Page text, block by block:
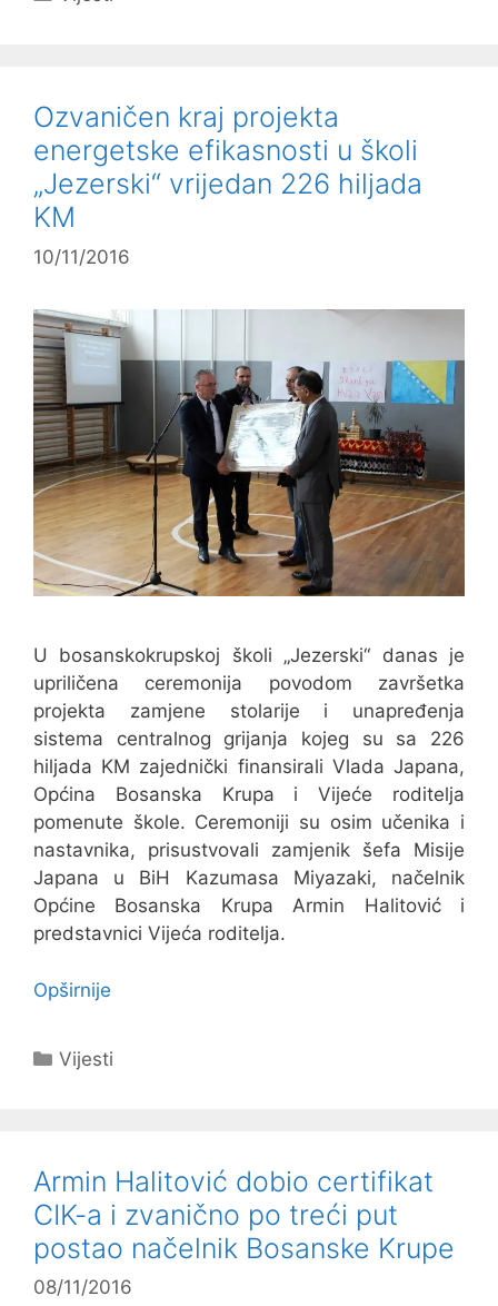
Ozvaničen kraj projekta
energetske efikasnosti u školi
„Jezerski“ vrijedan 226 hiljada
KM
10/11/2016
U bosanskokrupskoj školi „Jezerski“ danas je
upriličena ceremonija povodom završetka
projekta zamjene stolarije i unapređenja
sistema centralnog grijanja kojeg su sa 226
hiljada KM zajednički finansirali Vlada Japana,
Općina Bosanska Krupa i Vijeće roditelja
pomenute škole. Ceremoniji su osim učenika i
nastavnika, prisustvovali zamjenik šefa Misije
Japana u BiH Kazumasa Miyazaki, načelnik
Općine Bosanska Krupa Armin Halitović i
predstavnici Vijeća roditelja.
Opširnije
Kategorije
Vijesti
Armin Halitović dobio certifikat
CIK-a i zvanično po treći put
postao načelnik Bosanske Krupe
08/11/2016